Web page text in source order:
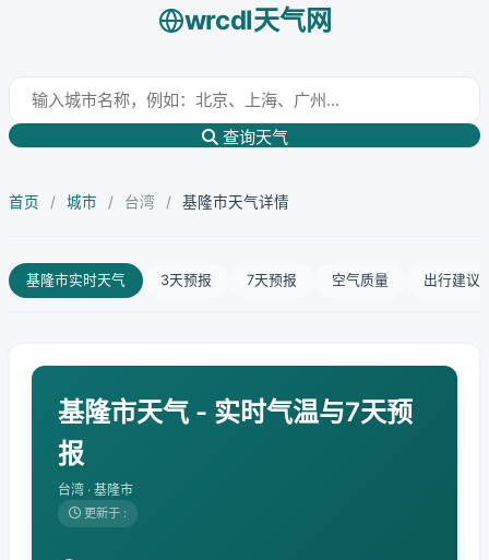
wrcdl天气网
查询天气
首页 / 城市 / 台湾 / 基隆市天气详情
基隆市实时天气 3天预报 7天预报 空气质量 出行建议
基隆市天气 - 实时气温与7天预
报
台湾 · 基隆市
更新于 :